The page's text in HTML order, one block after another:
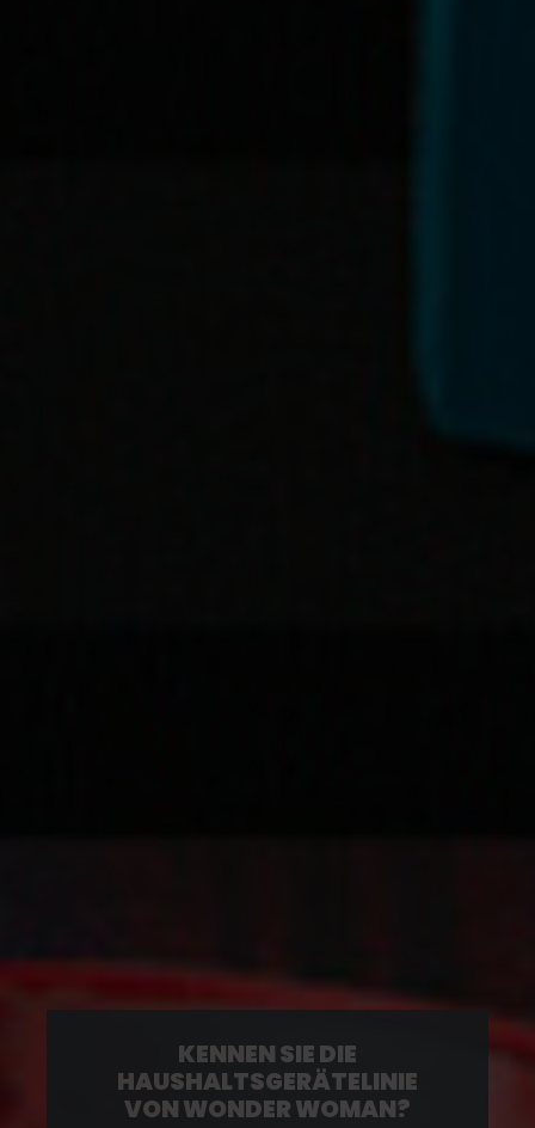
KENNEN SIE DIE
HAUSHALTSGERÄTELINIE
VON WONDER WOMAN?